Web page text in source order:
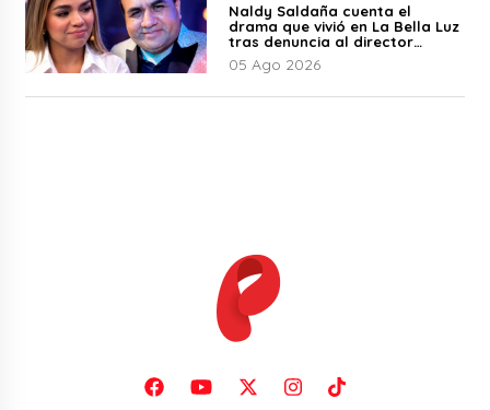
Naldy Saldaña cuenta el
drama que vivió en La Bella Luz
tras denuncia al director
musical: “No me parece justo”
05 Ago 2026